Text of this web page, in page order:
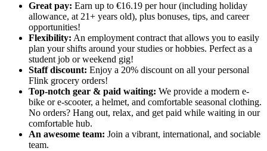
Great pay: Earn up to €16.19 per hour (including holiday
allowance, at 21+ years old), plus bonuses, tips, and career
opportunities!
Flexibility: An employment contract that allows you to easily
plan your shifts around your studies or hobbies. Perfect as a
student job or weekend gig!
Staff discount: Enjoy a 20% discount on all your personal
Flink grocery orders!
Top-notch gear & paid waiting: We provide a modern e-
bike or e-scooter, a helmet, and comfortable seasonal clothing.
No orders? Hang out, relax, and get paid while waiting in our
comfortable hub.
An awesome team: Join a vibrant, international, and sociable
team.